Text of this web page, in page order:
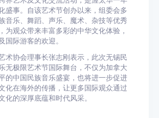
盛事。自该艺术节创办以来，组委会多
音乐、舞蹈、声乐、魔术、杂技等优秀
为观众带来丰富多彩的中华文化体验，
国际游客的欢迎。
协会理事长张志刚表示，此次无锡民
无极限艺术节国际舞台，不仅为加拿大
的中国民族音乐盛宴，也将进一步促进
化在海外的传播，让更多国际观众通过
化的深厚底蕴和时代风采。